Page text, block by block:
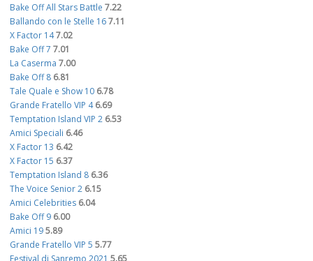
Bake Off All Stars Battle 7.22
Ballando con le Stelle 167.11
X Factor 147.02
Bake Off 7 7.01
La Caserma 7.00
Bake Off 8 6.81
Tale Quale e Show 10 6.78
Grande Fratello VIP 4 6.69
Temptation Island VIP 2 6.53
Amici Speciali 6.46
X Factor 13 6.42
X Factor 15 6.37
Temptation Island 8 6.36
The Voice Senior 2 6.15
Amici Celebrities 6.04
Bake Off 9 6.00
Amici 195.89
Grande Fratello VIP 5 5.77
Festival di Sanremo 2021 5.65